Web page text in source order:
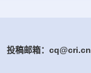
投稿邮箱：cq@cri.cn